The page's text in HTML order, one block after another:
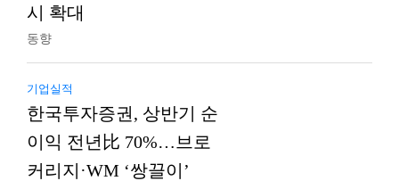
시 확대
동향
기업실적
한국투자증권, 상반기 순
이익 전년比 70%…브로
커리지·WM ‘쌍끌이’